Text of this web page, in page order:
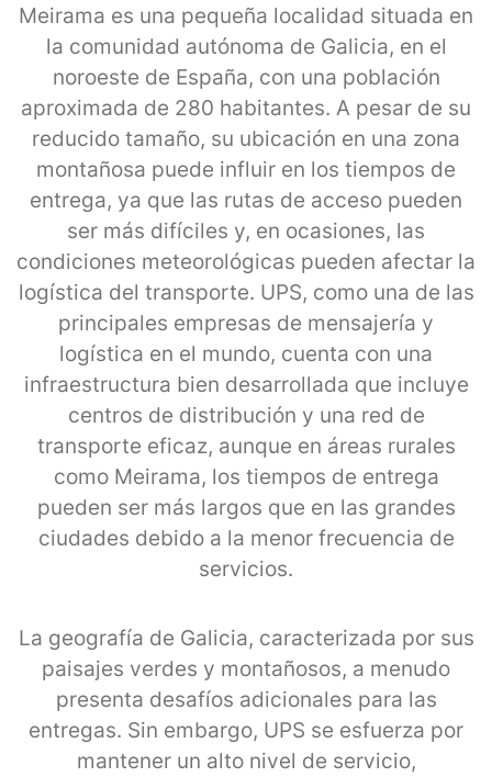
Meirama es una pequeña localidad situada en
la comunidad autónoma de Galicia, en el
noroeste de España, con una población
aproximada de 280 habitantes. A pesar de su
reducido tamaño, su ubicación en una zona
montañosa puede influir en los tiempos de
entrega, ya que las rutas de acceso pueden
ser más difíciles y, en ocasiones, las
condiciones meteorológicas pueden afectar la
logística del transporte. UPS, como una de las
principales empresas de mensajería y
logística en el mundo, cuenta con una
infraestructura bien desarrollada que incluye
centros de distribución y una red de
transporte eficaz, aunque en áreas rurales
como Meirama, los tiempos de entrega
pueden ser más largos que en las grandes
ciudades debido a la menor frecuencia de
servicios.
La geografía de Galicia, caracterizada por sus
paisajes verdes y montañosos, a menudo
presenta desafíos adicionales para las
entregas. Sin embargo, UPS se esfuerza por
mantener un alto nivel de servicio,